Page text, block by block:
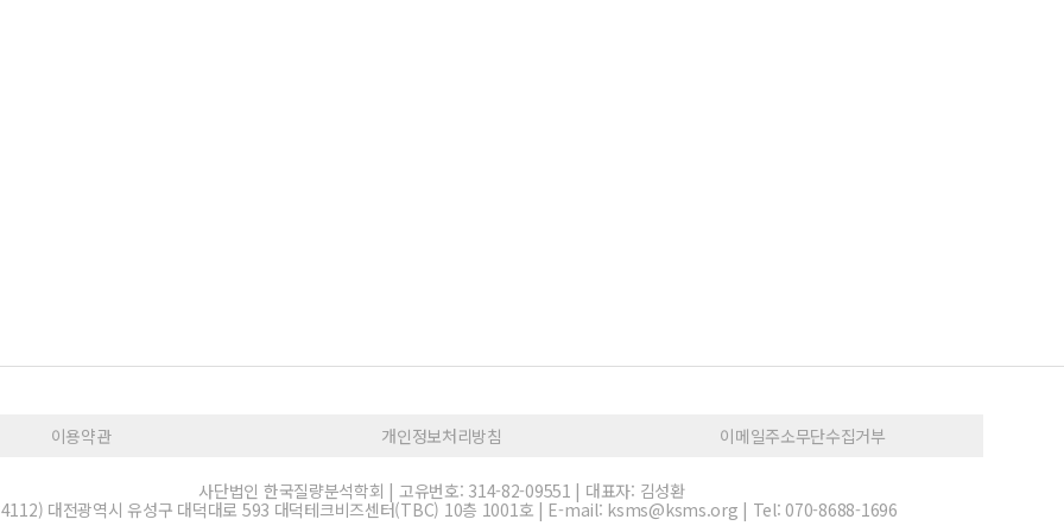
이용약관 개인정보처리방침 이메일주소무단수집거부
사단법인 한국질량분석학회 | 고유번호: 314-82-09551 | 대표자: 김성환
대전광역시 유성구 대덕대로 593 대덕테크비즈센터(TBC) 10층 1001호 | E-mail: ksms@ksms.org | Tel: 070-8688-1696